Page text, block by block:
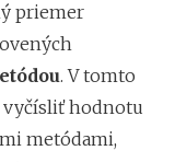
priemer
. V tomto
vyčísliť hodnotu
metódami,